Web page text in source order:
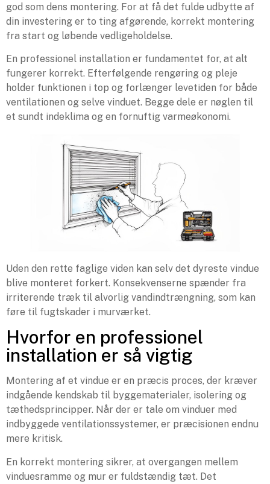
god som dens montering. For at få det fulde udbytte af
din investering er to ting afgørende, korrekt montering
fra start og løbende vedligeholdelse.
En professionel installation er fundamentet for, at alt
fungerer korrekt. Efterfølgende rengøring og pleje
holder funktionen i top og forlænger levetiden for både
ventilationen og selve vinduet. Begge dele er nøglen til
et sundt indeklima og en fornuftig varmeøkonomi.
Uden den rette faglige viden kan selv det dyreste vindue
blive monteret forkert. Konsekvenserne spænder fra
irriterende træk til alvorlig vandindtrængning, som kan
føre til fugtskader i murværket.
Hvorfor en professionel
installation er så vigtig
Montering af et vindue er en præcis proces, der kræver
indgående kendskab til byggematerialer, isolering og
tæthedsprincipper. Når der er tale om vinduer med
indbyggede ventilationssystemer, er præcisionen endnu
mere kritisk.
En korrekt montering sikrer, at overgangen mellem
vinduesramme og mur er fuldstændig tæt. Det